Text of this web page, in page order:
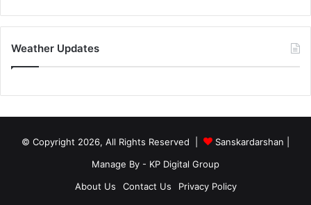
Weather Updates
© Copyright 2026, All Rights Reserved | Sanskardarshan
Manage By - KP Digital Group
About Us
Contact Us Privacy Policy